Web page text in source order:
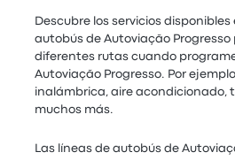
Descubre los servicios
autobús de Autoviação
diferentes rutas cuando
Autoviação Progresso. Por
inalámbrica, aire acondicionado,
muchos más.
Las líneas de autobús de